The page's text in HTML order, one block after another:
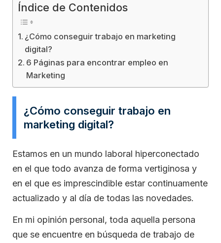
Índice de Contenidos
¿Cómo conseguir trabajo en marketing
digital?
6 Páginas para encontrar empleo en
Marketing
¿Cómo conseguir trabajo en
marketing digital?
Estamos en un mundo laboral hiperconectado
en el que todo avanza de forma vertiginosa y
en el que es imprescindible estar continuamente
actualizado y al día de todas las novedades.
En mi opinión personal, toda aquella persona
que se encuentre en búsqueda de trabajo de